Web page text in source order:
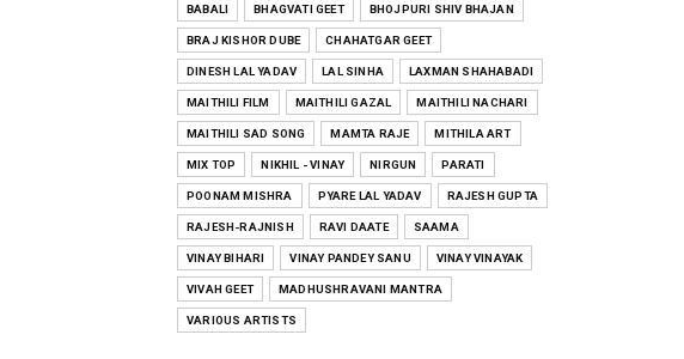
BABALI BHAGVATI GEET BHOJPURI SHIV BHAJAN
BRAJ KISHOR DUBE CHAHATGAR GEET
DINESH LAL YADAV LAL SINHA LAXMAN SHAHABADI
MAITHILI FILM MAITHILI GAZAL MAITHILI NACHARI
MAITHILI SAD SONG MAMTA RAJE MITHILA ART
MIX TOP NIKHIL - VINAY NIRGUN PARATI
POONAM MISHRA PYARE LAL YADAV RAJESH GUPTA
RAJESH-RAJNISH RAVI DAATE SAAMA
VINAY BIHARI VINAY PANDEY SANU VINAY VINAYAK
VIVAH GEET MADHUSHRAVANI MANTRA
VARIOUS ARTISTS